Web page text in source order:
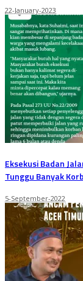
22-January-2023
Eksekusi Badan
Tunggu Banyak
5-September-2022